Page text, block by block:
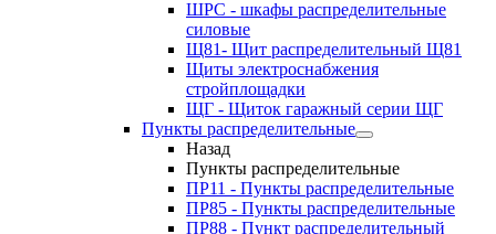
ШРС - шкафы распределительные
силовые
Щ81- Щит распределительный Щ81
Щиты электроснабжения
стройплощадки
ЩГ - Щиток гаражный серии ЩГ
Пункты распределительные
Назад
Пункты распределительные
ПР11 - Пункты распределительные
ПР85 - Пункты распределительные
ПР88 - Пункт распределительный